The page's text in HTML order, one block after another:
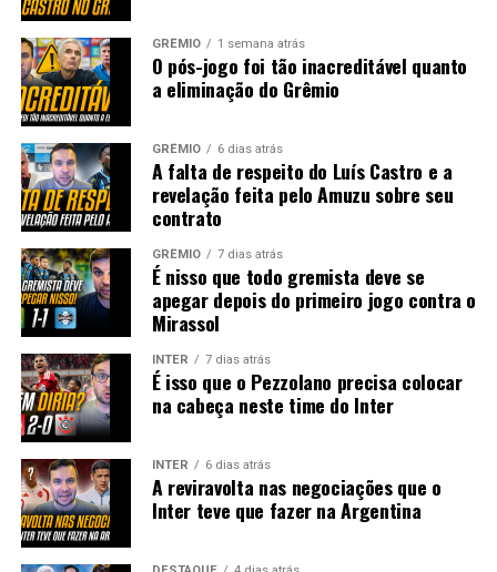
GRÊMIO 1 semana atrás
O pós-jogo foi tão inacreditável quanto
a eliminação do Grêmio
GRÊMIO 6 dias atrás
A falta de respeito do Luís Castro e a
revelação feita pelo Amuzu sobre seu
contrato
GRÊMIO 7 dias atrás
É nisso que todo gremista deve se
apegar depois do primeiro jogo contra o
Mirassol
INTER 7 dias atrás
É isso que o Pezzolano precisa colocar
na cabeça neste time do Inter
INTER 6 dias atrás
A reviravolta nas negociações que o
Inter teve que fazer na Argentina